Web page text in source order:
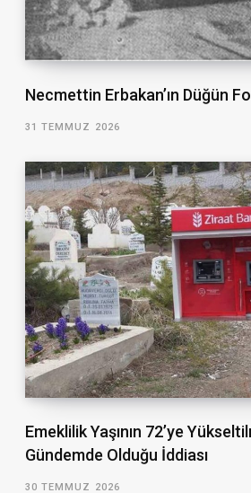
Necmettin Erbakan’ın Düğün
31 TEMMUZ 2026
Emeklilik Yaşının 72’ye
Gündemde Olduğu İddiası
30 TEMMUZ 2026